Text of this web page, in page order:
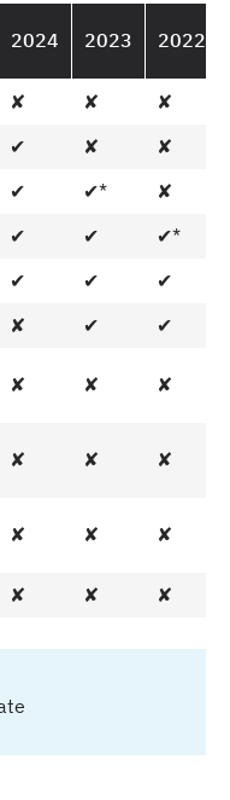
2024 2023 2022
✘ ✘
✘
✔ ✘
✘
✔ ✔*
✘
✔ ✔
✔*
✔ ✔
✔
✘ ✔
✔
✘ ✘ ✘
✘ ✘ ✘
✘ ✘ ✘
✘ ✘ ✘